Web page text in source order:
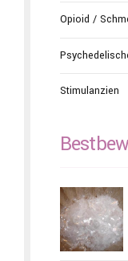
Opioid /
Stimulanzien